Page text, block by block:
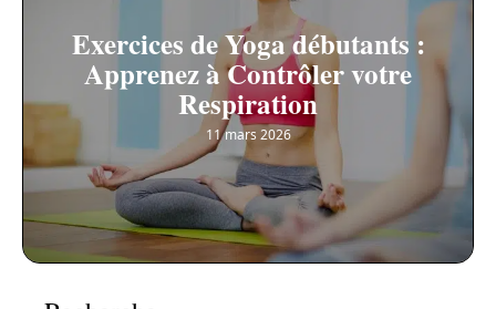
Exercices de Yoga débutants :
Apprenez à Contrôler votre
Respiration
11 mars 2026